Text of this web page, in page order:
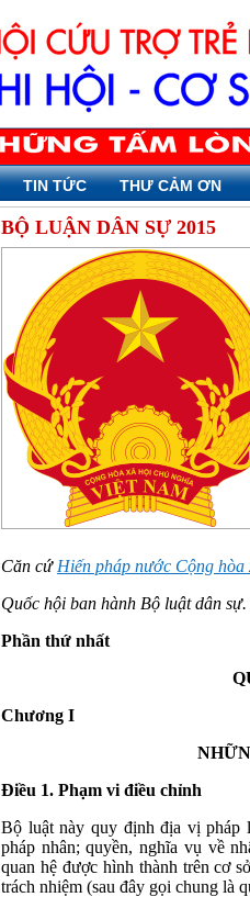
TIN TỨC THƯ CẢM ƠN
BỘ LUẬN DÂN SỰ 2015
Căn cứ Hiến pháp nước Cộng
Quốc hội ban hành Bộ luật dân sự.
Phần thứ nhất
Chương I
Điều 1. Phạm vi điều chỉnh
Bộ luật này quy định địa vị pháp
pháp nhân; quyền, nghĩa vụ về
quan hệ được hình thành trên cơ
trách nhiệm (sau đây gọi chung là